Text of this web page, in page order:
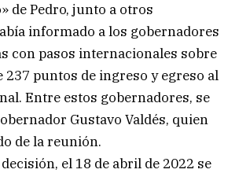
de Pedro, junto a otros
informado a los gobernadores
con pasos internacionales sobre
237 puntos de ingreso y egreso al
Entre estos gobernadores, se
Gustavo Valdés, quien
de la reunión.
el 18 de abril de 2022 se